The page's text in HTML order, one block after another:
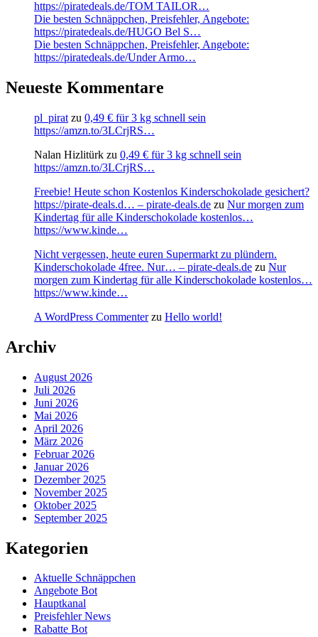
https://piratedeals.de/TOM TAILOR…
Die besten Schnäppchen, Preisfehler, Angebote:
https://piratedeals.de/HUGO Bel S…
Die besten Schnäppchen, Preisfehler, Angebote:
https://piratedeals.de/Under Armo…
Neueste Kommentare
pl_pirat zu 0,49 € für 3 kg schnell sein
https://amzn.to/3LCrjRS…
Nalan Hizlitürk zu 0,49 € für 3 kg schnell sein
https://amzn.to/3LCrjRS…
Freebie! Heute schon Kostenlos Kinderschokolade gesichert?
https://pirate-deals.d… – pirate-deals.de zu Nur morgen zum
Kindertag für alle Kinderschokolade kostenlos…
https://www.kinde…
Nicht vergessen, heute euren Supermarkt zu plündern.
Kinderschokolade 4free. Nur… – pirate-deals.de zu Nur
morgen zum Kindertag für alle Kinderschokolade kostenlos…
https://www.kinde…
A WordPress Commenterzu Hello world!
Archiv
August 2026
Juli 2026
Juni 2026
Mai 2026
April 2026
März 2026
Februar 2026
Januar 2026
Dezember 2025
November 2025
Oktober 2025
September 2025
Kategorien
Aktuelle Schnäppchen
Angebote Bot
Hauptkanal
Preisfehler News
Rabatte Bot